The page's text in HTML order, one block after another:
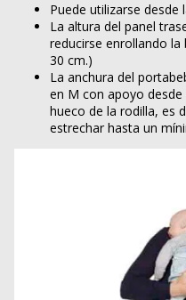
Puede utilizarse desde
La altura del panel
reducirse enrollando la
30 cm.)
La anchura del
en M con apoyo
hueco de la rodilla, es
estrechar hasta un